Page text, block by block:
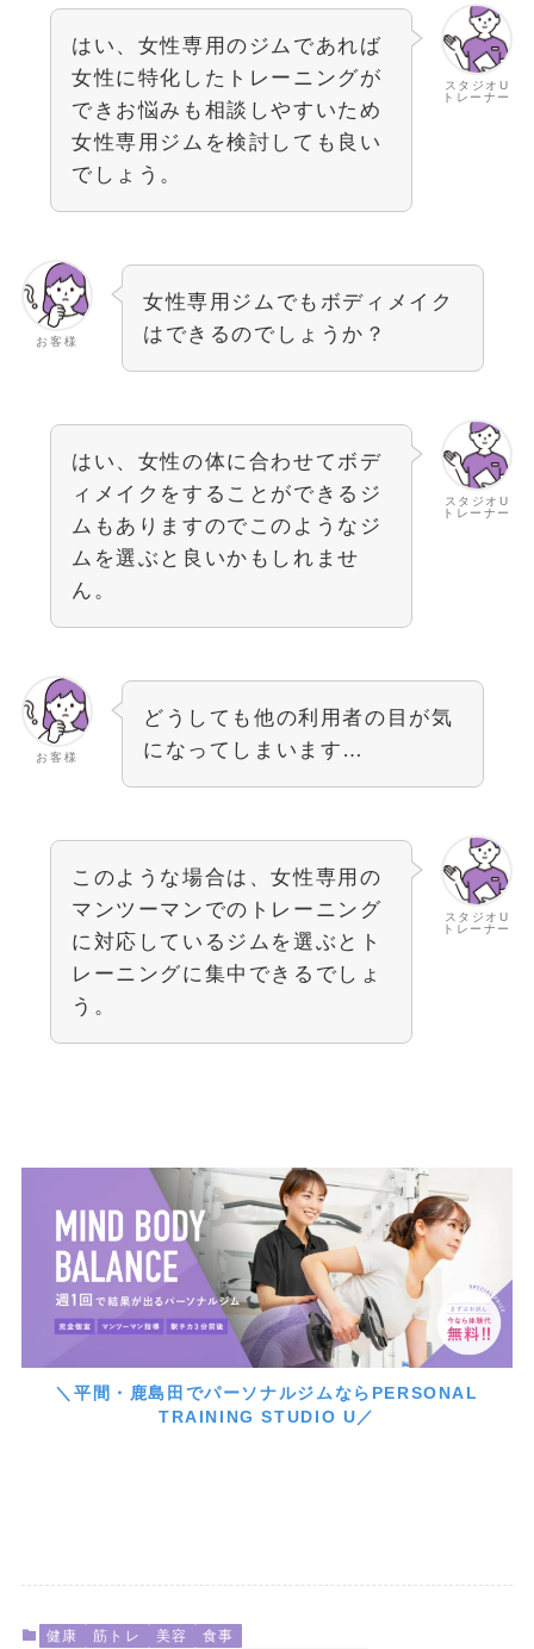
スタジオU
トレーナー
はい、女性専用のジムであれば
女性に特化したトレーニングが
できお悩みも相談しやすいため
女性専用ジムを検討しても良い
でしょう。
お客様
女性専用ジムでもボディメイク
はできるのでしょうか？
スタジオU
トレーナー
はい、女性の体に合わせてボデ
ィメイクをすることができるジ
ムもありますのでこのようなジ
ムを選ぶと良いかもしれませ
ん。
お客様
どうしても他の利用者の目が気
になってしまいます…
スタジオU
トレーナー
このような場合は、女性専用の
マンツーマンでのトレーニング
に対応しているジムを選ぶとト
レーニングに集中できるでしょ
う。
＼平間・鹿島田でパーソナルジムならPERSONAL
TRAINING STUDIO U／
健康 筋トレ 美容 食事